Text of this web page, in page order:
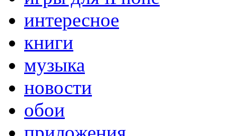
интересное
книги
музыка
новости
обои